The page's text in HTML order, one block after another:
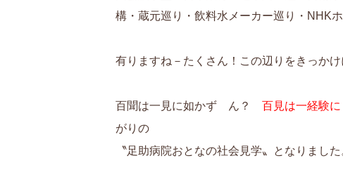
構・蔵元巡り・飲料水メーカー巡り・NHK
有りますね－たくさん！この辺りをきっか
百聞は一見に如かず ん？ 百見は一経験に
がりの
〝足助病院おとなの社会見学〟となりました